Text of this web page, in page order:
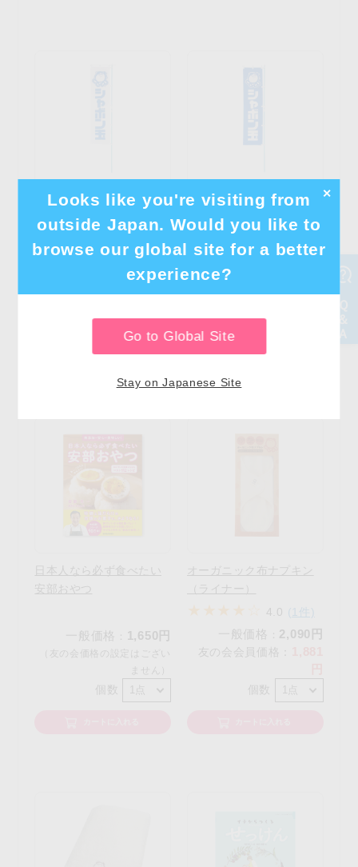
のぼり（白地に青字）
一般価格： 1,540円
友の会会員価格：1,386
円
のぼり（青地に白字）
一般価格：1,540円
友の会会員価格
円
日本人なら必ず食べたい
安部おやつ
一般価格 1,650円
（友の会価格の設定はござい
ません）
個数
オーガニック布ナプキン
（ライナー）
4.0 (1件)
一般価格 2,090円
友の会会員価格
個数
Looks like you're visiting from
outside Japan. Would you like to
browse our global site for a better
experience?
✕
Go to Global Site
Stay on Japanese Site